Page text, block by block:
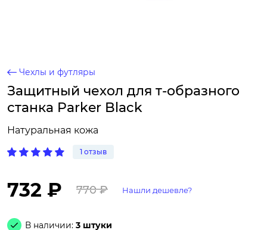
Чехлы и футляры
Защитный чехол для т-образного
станка Parker Black
Натуральная кожа
1 отзыв
732 ₽ 770 ₽ Нашли дешевле?
В наличии: 3 штуки